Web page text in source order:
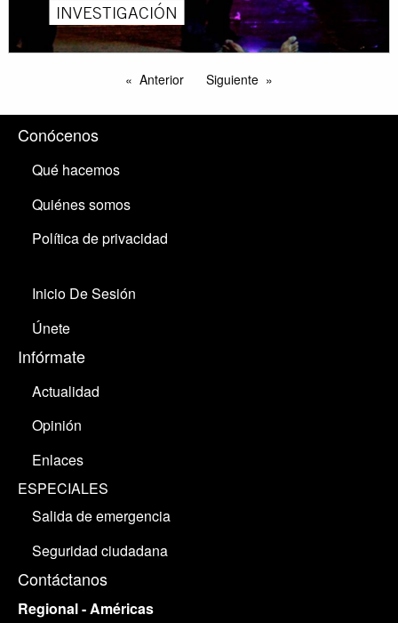
INVESTIGACIÓN
Anterior Siguiente
Conócenos
Qué hacemos
Quiénes somos
Política de privacidad
Inicio De Sesión
Únete
Infórmate
Actualidad
Opinión
Enlaces
ESPECIALES
Salida de emergencia
Seguridad ciudadana
Contáctanos
Regional - Américas